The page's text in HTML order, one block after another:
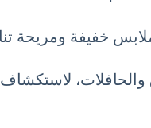
ملابس خفيفة
والحافلات،